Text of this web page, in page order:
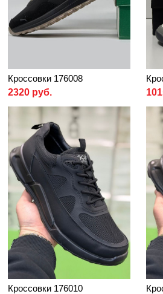
Кроссовки 176008
2320 руб.
Кроссовки 176010